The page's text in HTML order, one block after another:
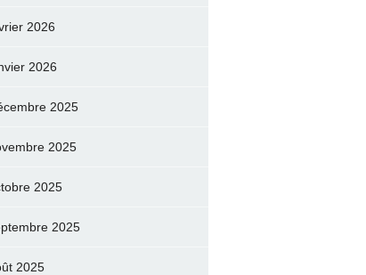
2026
2026
2025
2025
2025
2025
2025